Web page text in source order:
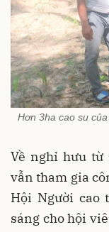
Hơn 3ha cao su
Về nghỉ hưu từ
vẫn tham gia
Hội Người cao
sáng cho hội